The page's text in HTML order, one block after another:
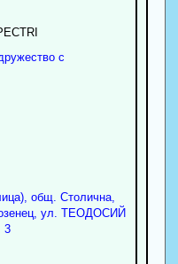
с
, общ. Столична,
, ул. ТЕОДОСИЙ
3